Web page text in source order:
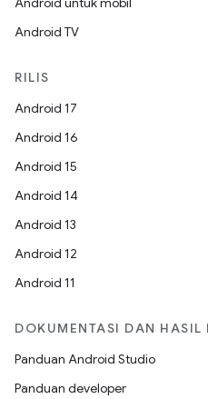
Android TV
RILIS
Android 17
Android 16
Android 15
Android 14
Android 13
Android 12
Android 11
DOKUMENTASI DAN HASIL
Panduan Android Studio
Panduan developer